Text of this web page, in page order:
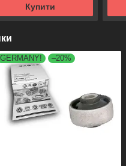
Купити
GERMANY! –20%